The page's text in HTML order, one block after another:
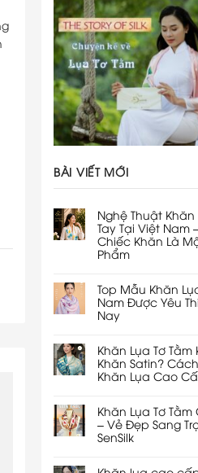
BÀI VIẾT MỚI
Nghệ Thuật Khăn
Tay Tại Việt Nam
Chiếc Khăn Là
Phẩm
Top Mẫu Khăn
Nam Được Yêu
Nay
Khăn Lụa Tơ Tằm
Khăn Satin?
Khăn Lụa Cao
Khăn Lụa Tơ
– Vẻ Đẹp Sang
SenSilk